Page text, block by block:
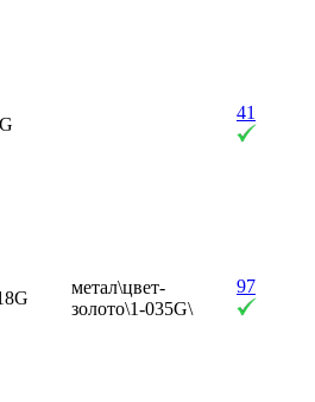
41
метал\цвет-
золото\1-035G\
97